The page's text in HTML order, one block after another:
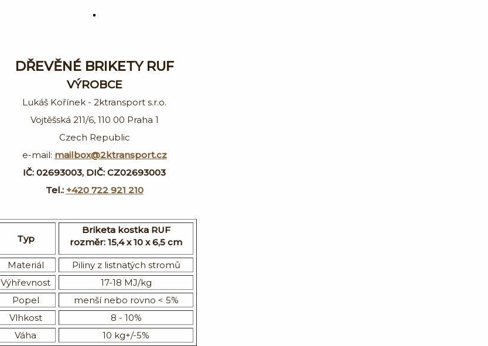
DŘEVĚNÉ BRIKETY RUF
VÝROBCE
Lukáš Kořínek - 2ktransport s.r.o.
Vojtěšská 211/6, 110 00 Praha 1
Czech Republic
e-mail: mailbox@2ktransport.cz
IČ: 02693003, DIČ: CZ02693003
Tel.: +420 722 921 210
Typ
Briketa kostka RUF
rozměr: 15,4 x 10 x 6,5 cm
Materiál
Piliny z listnatých stromů
Výhřevnost
17-18 MJ/kg
Popel
menší nebo rovno < 5%
Vlhkost
8 - 10%
Váha
10 kg+/-5%